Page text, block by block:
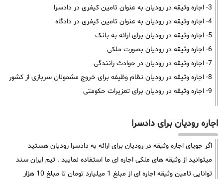
3- اجاره وثیقه در رودیان به عنوان تامین کیفری در دادسرا
4- اجاره وثیقه در رودیان به عنوان تامین کیفری در دادگاه
5- اجاره وثیقه در رودیان برای ارائه به بانک
6- اجاره وثیقه در رودیان بصورت ملکی
7- اجاره وثیقه در رودیان در حوادث رانندگی
8- اجاره وثیقه در رودیان نظام وظیفه برای خروج مشمولان سربازی از کشور
9- اجاره وثیقه در رودیان برای تعزیرات حکومتی
اجاره رودیان برای دادسرا
اگر جویای اجاره وثیقه در رودیان برای ارائه به دادسرا رودیان هستید
میتوانید از وثیقه های ملکی اجاره ای ما استفاده نمایید . تیم ایران سند
توانایی تامین وثیقه اجاره ای از مبلغ 1 میلیارد تومان تا مبلغ 10 هزار